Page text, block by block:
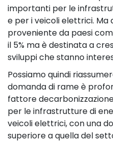
importanti per le
e per i veicoli elettrici. Ma
proveniente da paesi
il 5% ma è destinata a
sviluppi che stanno
Possiamo quindi
domanda di rame è
fattore
per le infrastrutture di
veicoli elettrici, con una
superiore a quella del